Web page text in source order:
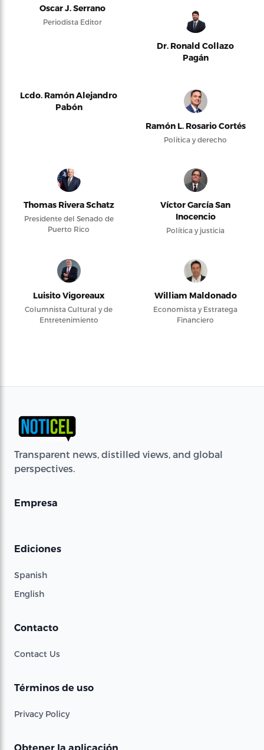
Oscar J. Serrano
Periodista Editor
Dr. Ronald Collazo
Pagán
Lcdo. Ramón Alejandro
Pabón
Ramón L. Rosario Cortés
Política y derecho
Thomas Rivera Schatz
Presidente del Senado de
Puerto Rico
Víctor García San
Inocencio
Política y justicia
Luisito Vigoreaux
Columnista Cultural y de
Entretenimiento
William Maldonado
Economista y Estratega
Financiero
Transparent news, distilled views, and global
perspectives.
Empresa
Ediciones
Spanish
English
Contacto
Contact Us
Términos de uso
Privacy Policy